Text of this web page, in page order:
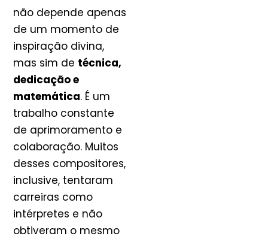
não depende apenas
de um momento de
inspiração divina,
mas sim de técnica,
dedicação e
matemática. É um
trabalho constante
de aprimoramento e
colaboração. Muitos
desses compositores,
inclusive, tentaram
carreiras como
intérpretes e não
obtiveram o mesmo